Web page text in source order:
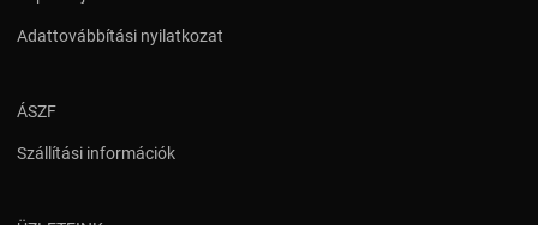
Adattovábbítási nyilatkozat
ÁSZF
Szállítási információk